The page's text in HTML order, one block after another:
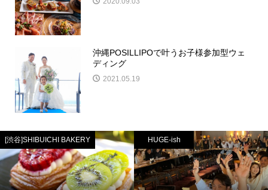
沖縄POSILLIPOで叶うお子様参加型ウェ
ディング
2021.05.19
[渋谷]SHIBUICHI BAKERY HUGE-ish